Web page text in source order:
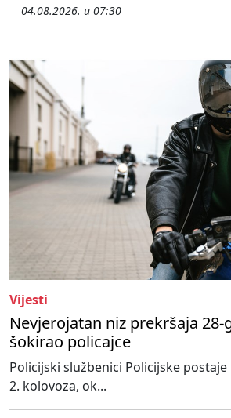
04.08.2026. u 07:30
Vijesti
Nevjerojatan niz prekršaja 28-
šokirao policajce
Policijski službenici Policijske
2. kolovoza, ok...